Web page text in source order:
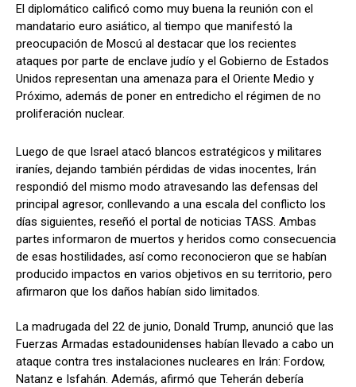
El diplomático calificó como muy buena la reunión con el
mandatario euro asiático, al tiempo que manifestó la
preocupación de Moscú al destacar que los recientes
ataques por parte de enclave judío y el Gobierno de Estados
Unidos representan una amenaza para el Oriente Medio y
Próximo, además de poner en entredicho el régimen de no
proliferación nuclear.
Luego de que Israel atacó blancos estratégicos y militares
iraníes, dejando también pérdidas de vidas inocentes, Irán
respondió del mismo modo atravesando las defensas del
principal agresor, conllevando a una escala del conflicto los
días siguientes, reseñó el portal de noticias TASS. Ambas
partes informaron de muertos y heridos como consecuencia
de esas hostilidades, así como reconocieron que se habían
producido impactos en varios objetivos en su territorio, pero
afirmaron que los daños habían sido limitados.
La madrugada del 22 de junio, Donald Trump, anunció que las
Fuerzas Armadas estadounidenses habían llevado a cabo un
ataque contra tres instalaciones nucleares en Irán: Fordow,
Natanz e Isfahán. Además, afirmó que Teherán debería